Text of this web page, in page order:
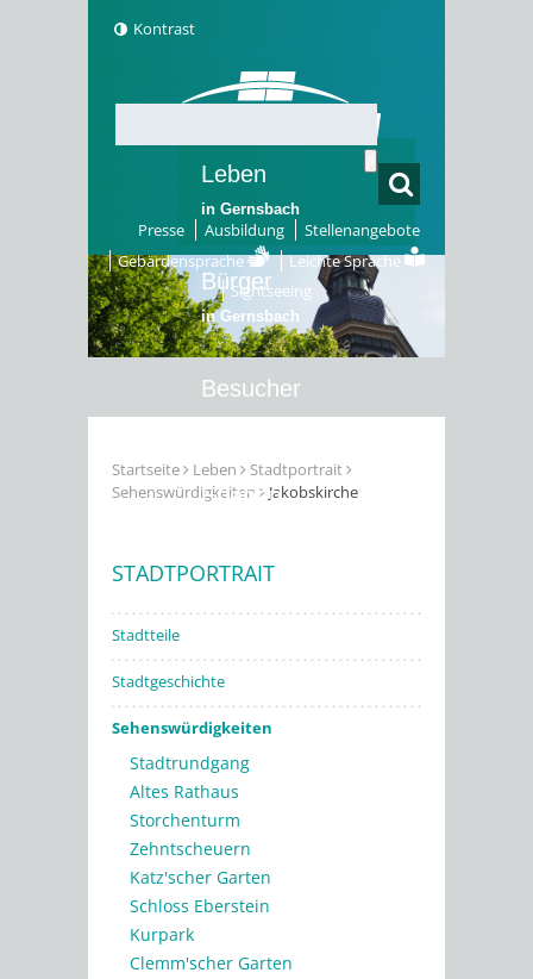
Kontrast
Presse Ausbildung
Stellenangebote
Gebärdensprache
Leichte Sprache
Sightseeing
Leben
in Gernsbach
Bürger
in Gernsbach
Besucher
Erleben
Startseite Leben
Stadtportrait
Sehenswürdigkeiten
Jakobskirche
STADTPORTRAIT
Stadtteile
Stadtgeschichte
Sehenswürdigkeiten
Stadtrundgang
Altes Rathaus
Storchenturm
Zehntscheuern
Katz'scher Garten
Schloss Eberstein
Kurpark
Clemm'scher Garten